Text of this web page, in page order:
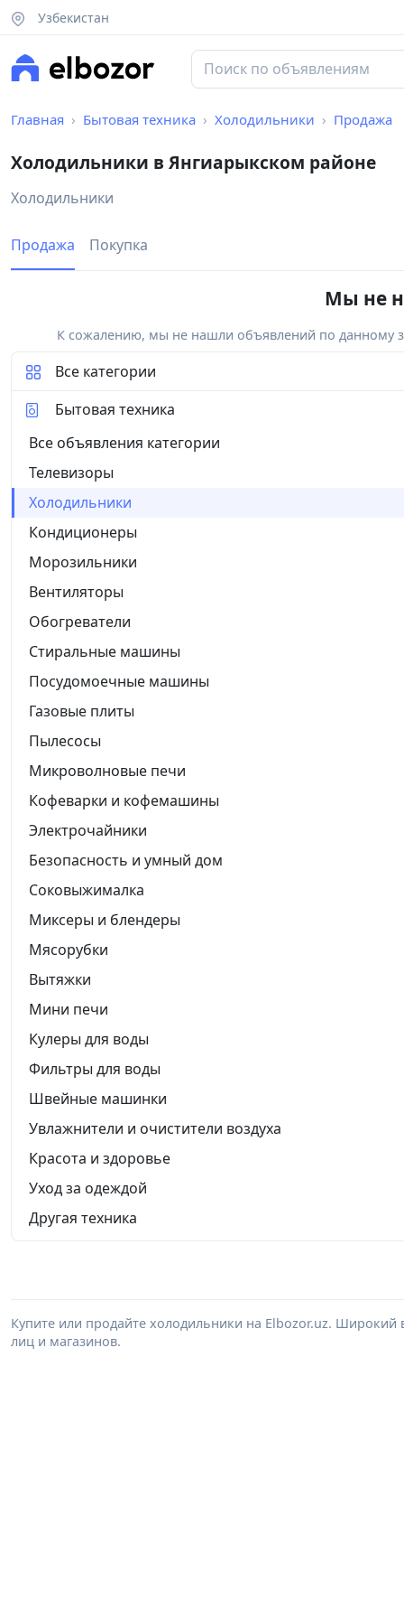
Узбекистан
Главная Бытовая техника Холодильники Продажа
Холодильники в Янгиарыкском районе
Холодильники
Продажа Покупка
Мы не
К сожалению, мы не нашли объявлений по данному
Все категории
Бытовая техника
Все объявления категории
Телевизоры
Холодильники
Кондиционеры
Морозильники
Вентиляторы
Обогреватели
Стиральные машины
Посудомоечные машины
Газовые плиты
Пылесосы
Микроволновые печи
Кофеварки и кофемашины
Электрочайники
Безопасность и умный дом
Соковыжималка
Миксеры и блендеры
Мясорубки
Вытяжки
Мини печи
Кулеры для воды
Фильтры для воды
Швейные машинки
Увлажнители и очистители воздуха
Красота и здоровье
Уход за одеждой
Другая техника
Купите или продайте холодильники на Elbozor.uz.
лиц и магазинов.